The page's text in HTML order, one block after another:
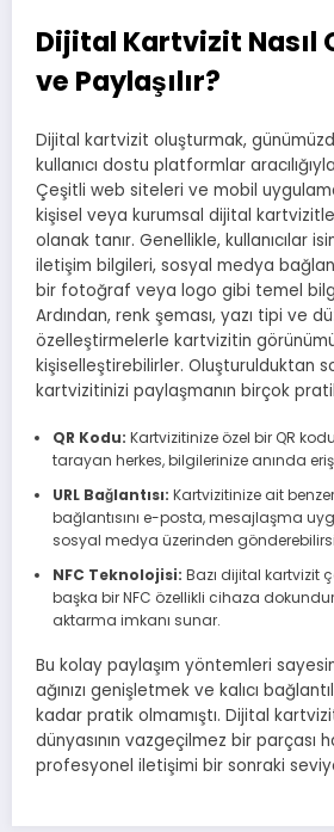
Dijital Kartvizit Nasıl
ve Paylaşılır?
Dijital kartvizit oluşturmak,
kullanıcı dostu platformlar
Çeşitli web siteleri ve mobil
kişisel veya kurumsal dijital
olanak tanır. Genellikle, kullanıcılar
iletişim bilgileri, sosyal medya
bir fotoğraf veya logo gibi temel
Ardından, renk şeması, yazı tipi ve
özelleştirmelerle kartvizitin
kişiselleştirebilirler. Oluşturulduktan
kartvizitinizi paylaşmanın birçok
QR Kodu: Kartvizitinize özel bir QR
tarayan herkes, bilgilerinize anında
URL Bağlantısı: Kartvizitinize ait
bağlantısını e-posta, mesajlaşma
sosyal medya üzerinden
NFC Teknolojisi: Bazı dijital kartvizit
başka bir NFC özellikli cihaza
aktarma imkanı sunar.
Bu kolay paylaşım yöntemleri
ağınızı genişletmek ve kalıcı
kadar pratik olmamıştı. Dijital
dünyasının vazgeçilmez bir parçası
profesyonel iletişimi bir sonraki